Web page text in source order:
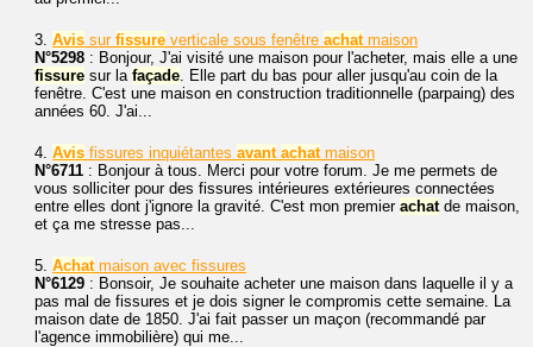
3. Avis sur fissure verticale sous fenêtre achat maison
N°5298 : Bonjour, J'ai visité une maison pour l'acheter, mais elle a une
fissure sur la façade . Elle part du bas pour aller jusqu'au coin de la
fenêtre. C'est une maison en construction traditionnelle (parpaing) des
années 60. J'ai...
4. Avis fissures inquiétantes avant achat maison
N°6711 : Bonjour à tous. Merci pour votre forum. Je me permets de
vous solliciter pour des fissures intérieures extérieures connectées
entre elles dont j'ignore la gravité. C'est mon premier achat de maison,
et ça me stresse pas...
5. Achat maison avec fissures
N°6129 : Bonsoir, Je souhaite acheter une maison dans laquelle il y a
pas mal de fissures et je dois signer le compromis cette semaine. La
maison date de 1850. J'ai fait passer un maçon (recommandé par
l'agence immobilière) qui me...